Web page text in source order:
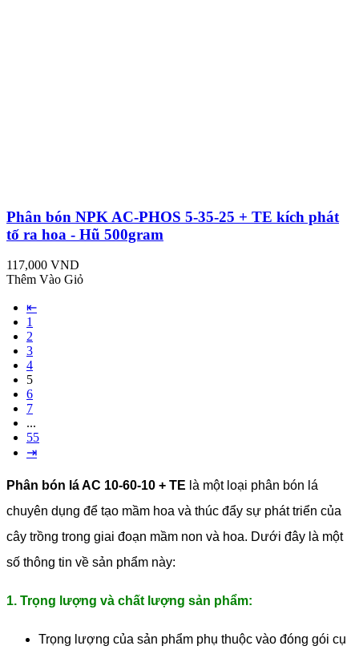
Phân bón NPK AC-PHOS 5-35-25 + TE kích phát
tố ra hoa - Hũ 500gram
117,000 VND
Thêm Vào Giỏ
⇤
1
2
3
4
5
6
7
...
55
⇥
Phân bón lá AC 10-60-10 + TE là một loại phân bón lá
chuyên dụng để tạo mầm hoa và thúc đẩy sự phát triển của
cây trồng trong giai đoạn mầm non và hoa. Dưới đây là một
số thông tin về sản phẩm này:
1. Trọng lượng và chất lượng sản phẩm:
Trọng lượng của sản phẩm phụ thuộc vào đóng gói cụ